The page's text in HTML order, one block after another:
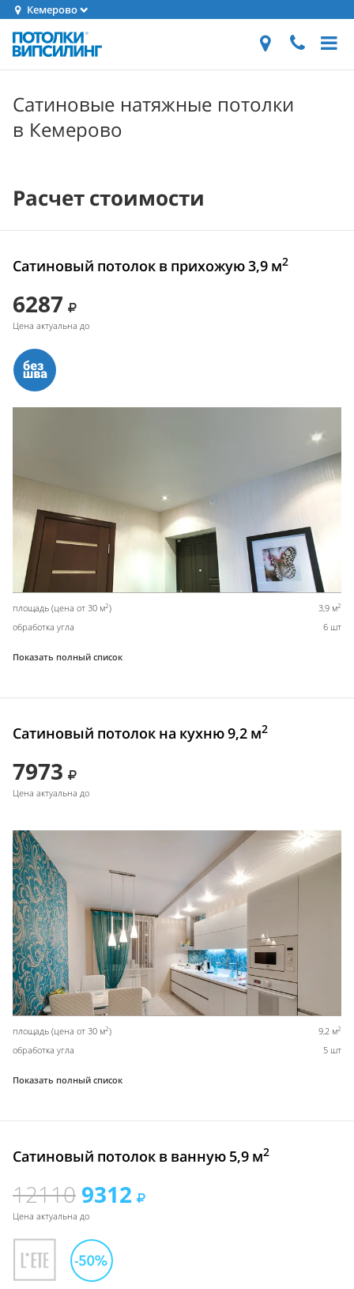
Кемерово
Сатиновые натяжные потолки
в Кемерово
Расчет стоимости
Сатиновый потолок в прихожую 3,9 м2
6287
Цена актуальна до
площадь (цена от 30 м2) 3,9 м2
обработка угла 6 шт
Показать полный список
Сатиновый потолок на кухню 9,2 м2
7973
Цена актуальна до
площадь (цена от 30 м2) 9,2 м2
обработка угла 5 шт
Показать полный список
Сатиновый потолок в ванную 5,9 м2
12110 9312
Цена актуальна до